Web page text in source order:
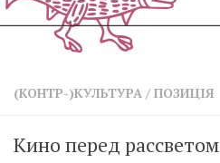
Поддержать сайт
Зараз
Позиція
(КОНТР-)КУЛЬТУРА / ПОЗИЦІЯ
Кино перед рассветом